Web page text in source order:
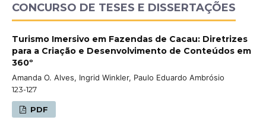
CONCURSO DE TESES E DISSERTAÇÕES
Turismo Imersivo em Fazendas de Cacau: Diretrizes
para a Criação e Desenvolvimento de Conteúdos em
360º
Amanda O. Alves, Ingrid Winkler, Paulo Eduardo Ambrósio
123-127
PDF